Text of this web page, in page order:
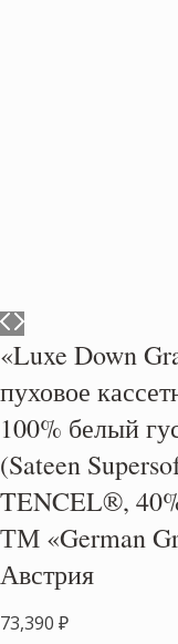
«Luxe Down
пуховое
100% белый
(Sateen
TENCEL®,
ТМ «German
Австрия
73,390 ₽